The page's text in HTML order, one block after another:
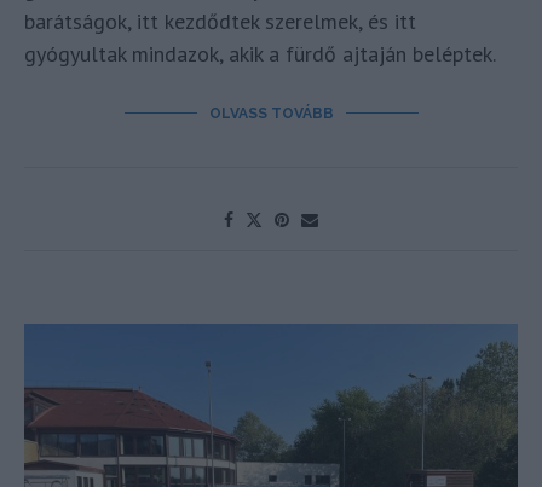
barátságok, itt kezdődtek szerelmek, és itt
gyógyultak mindazok, akik a fürdő ajtaján beléptek.
OLVASS TOVÁBB